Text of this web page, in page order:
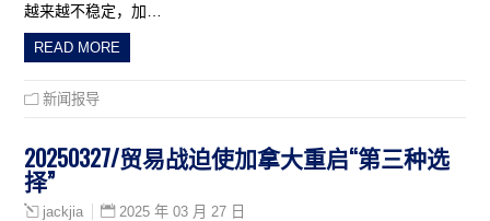
越来越不稳定，加…
READ MORE
新闻报导
20250327/贸易战迫使加拿大重启“第三种选
择”
jackjia 2025 年 03 月 27 日